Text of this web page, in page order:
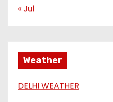
« Jul
Weather
DELHI WEATHER